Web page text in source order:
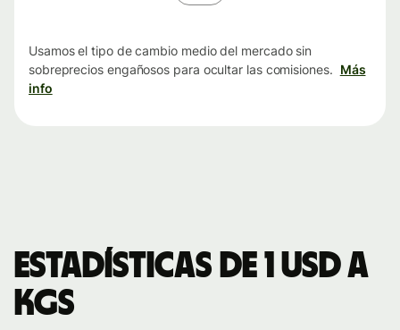
Usamos el tipo de cambio medio del mercado sin
sobreprecios engañosos para ocultar las comisiones. Más
info
Estadísticas de 1 USD a
KGS